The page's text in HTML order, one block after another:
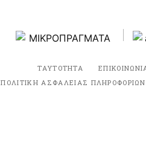
ΤΑΥΤΟΤΗΤΑ
ΠΟΛΙΤΙΚΗ ΑΣΦΑΛΕΙΑΣ